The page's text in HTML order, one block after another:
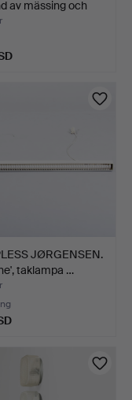
av mässing och
JØRGENSEN.
taklampa …